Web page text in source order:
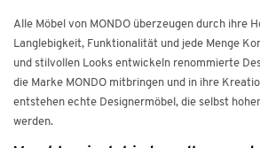
Alle Möbel von MONDO überzeugen durch ihre
Langlebigkeit, Funktionalität und jede Menge
und stilvollen Looks entwickeln renommierte
die Marke MONDO mitbringen und in ihre
entstehen echte Designermöbel, die selbst
werden.